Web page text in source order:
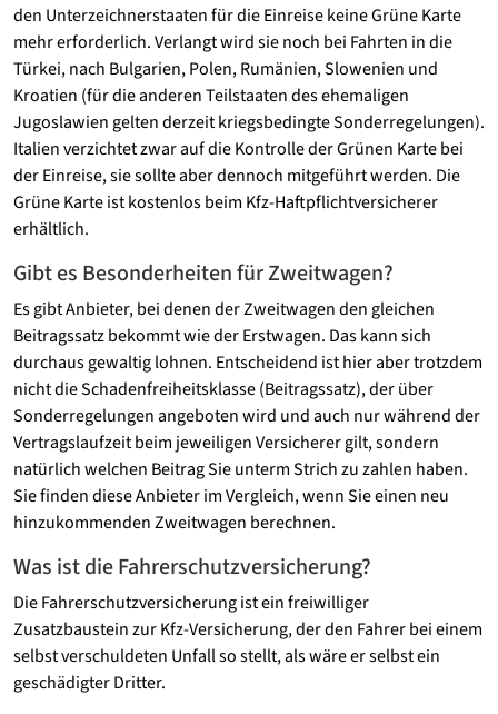
den Unterzeichnerstaaten für die Einreise keine Grüne Karte
mehr erforderlich. Verlangt wird sie noch bei Fahrten in die
Türkei, nach Bulgarien, Polen, Rumänien, Slowenien und
Kroatien (für die anderen Teilstaaten des ehemaligen
Jugoslawien gelten derzeit kriegsbedingte Sonderregelungen).
Italien verzichtet zwar auf die Kontrolle der Grünen Karte bei
der Einreise, sie sollte aber dennoch mitgeführt werden. Die
Grüne Karte ist kostenlos beim Kfz-Haftpflichtversicherer
erhältlich.
Gibt es Besonderheiten für Zweitwagen?
Es gibt Anbieter, bei denen der Zweitwagen den gleichen
Beitragssatz bekommt wie der Erstwagen. Das kann sich
durchaus gewaltig lohnen. Entscheidend ist hier aber trotzdem
nicht die Schadenfreiheitsklasse (Beitragssatz), der über
Sonderregelungen angeboten wird und auch nur während der
Vertragslaufzeit beim jeweiligen Versicherer gilt, sondern
natürlich welchen Beitrag Sie unterm Strich zu zahlen haben.
Sie finden diese Anbieter im Vergleich, wenn Sie einen neu
hinzukommenden Zweitwagen berechnen.
Was ist die Fahrerschutzversicherung?
Die Fahrerschutzversicherung ist ein freiwilliger
Zusatzbaustein zur Kfz-Versicherung, der den Fahrer bei einem
selbst verschuldeten Unfall so stellt, als wäre er selbst ein
geschädigter Dritter.